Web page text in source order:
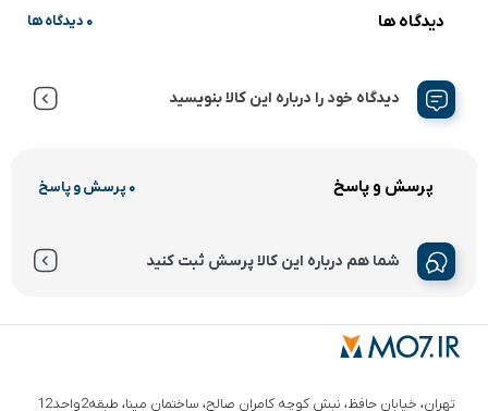
دیدگاه ها 0 دیدگاه ها
دیدگاه خود را درباره این کالا بنویسید
پرسش و پاسخ 0 پرسش و پاسخ
شما هم درباره این کالا پرسش ثبت کنید
تهران، خیابان حافظ، نبش کوچه کامران صالح، ساختمان مینا، طبقه2واحد12